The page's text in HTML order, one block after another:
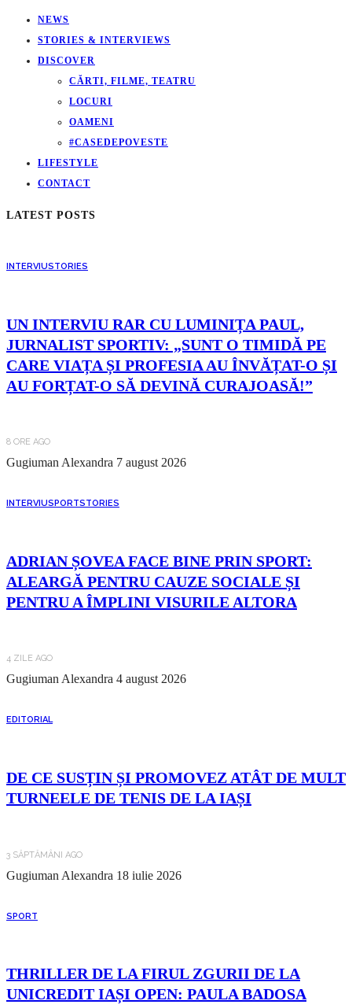
NEWS
STORIES & INTERVIEWS
DISCOVER
CĂRTI, FILME, TEATRU
LOCURI
OAMENI
#CASEDEPOVESTE
LIFESTYLE
CONTACT
LATEST POSTS
INTERVIUSTORIES
UN INTERVIU RAR CU LUMINIȚA PAUL,
JURNALIST SPORTIV: „SUNT O TIMIDĂ PE
CARE VIAȚA ȘI PROFESIA AU ÎNVĂȚAT-O ȘI
AU FORȚAT-O SĂ DEVINĂ CURAJOASĂ!”
8 ORE AGO
Gugiuman Alexandra 7 august 2026
INTERVIUSPORTSTORIES
ADRIAN ȘOVEA FACE BINE PRIN SPORT:
ALEARGĂ PENTRU CAUZE SOCIALE ȘI
PENTRU A ÎMPLINI VISURILE ALTORA
4 ZILE AGO
Gugiuman Alexandra 4 august 2026
EDITORIAL
DE CE SUSȚIN ȘI PROMOVEZ ATÂT DE MULT
TURNEELE DE TENIS DE LA IAȘI
3 SĂPTĂMÂNI AGO
Gugiuman Alexandra 18 iulie 2026
SPORT
THRILLER DE LA FIRUL ZGURII DE LA
UNICREDIT IAȘI OPEN: PAULA BADOSA